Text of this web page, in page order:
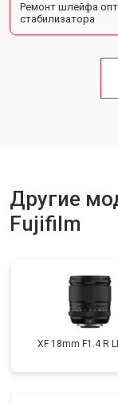
Ремонт шлейфа
стабилизатора
Другие
Fujifilm
XF 18mm F1.4 R